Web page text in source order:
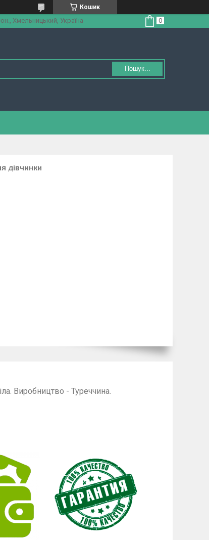
Кошик
Хмельницький, Україна
Пошук...
дівчинки
Виробництво - Туреччина.